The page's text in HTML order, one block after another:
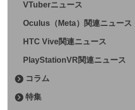
VTuberニュース
Oculus（Meta）関連ニュース
HTC Vive関連ニュース
PlayStationVR関連ニュース
コラム
特集